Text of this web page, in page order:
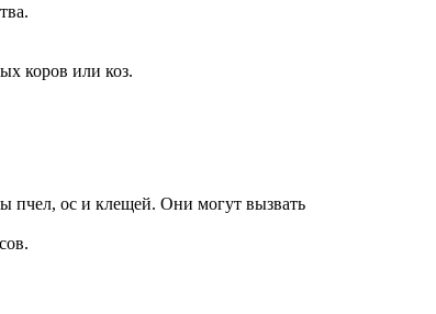
коров или коз.
пчел, ос и клещей. Они могут вызвать